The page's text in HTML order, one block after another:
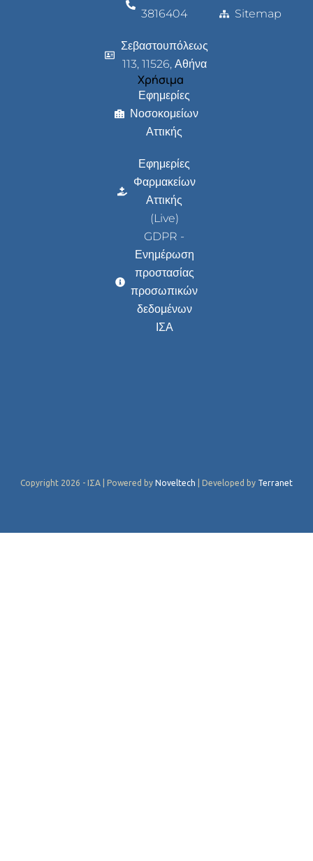
3816404
Σεβαστουπόλεως
113, 11526, Αθήνα
Χρήσιμα
Εφημερίες
Νοσοκομείων
Αττικής
Εφημερίες
Φαρμακείων
Αττικής
(Live)
GDPR -
Ενημέρωση
προστασίας
προσωπικών
δεδομένων
ΙΣΑ
Sitemap
Copyright 2026 - ΙΣΑ | Powered by Noveltech | Developed by Terranet